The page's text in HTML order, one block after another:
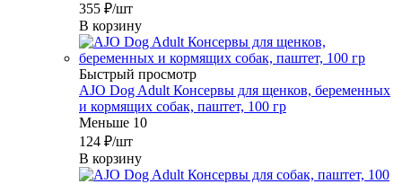
355 ₽/шт
В корзину
Быстрый просмотр
AJO Dog Adult Консервы для щенков, беременных
и кормящих собак, паштет, 100 гр
Меньше 10
124 ₽/шт
В корзину